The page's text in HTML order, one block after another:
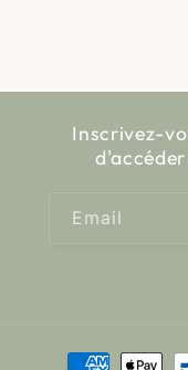
Inscrivez-
Email
Payment